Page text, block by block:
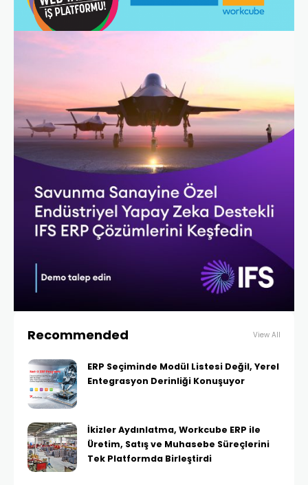
Recommended View All
ERP Seçiminde Modül Listesi Değil, Yerel
Entegrasyon Derinliği Konuşuyor
İkizler Aydınlatma, Workcube ERP ile
Üretim, Satış ve Muhasebe Süreçlerini
Tek Platformda Birleştirdi